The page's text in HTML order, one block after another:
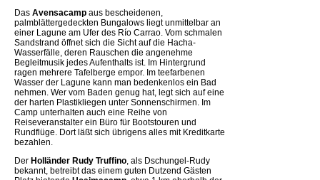
Das Avensacamp aus bescheidenen,
palmblättergedeckten Bungalows liegt unmittelbar an
einer Lagune am Ufer des Río Carrao. Vom schmalen
Sandstrand öffnet sich die Sicht auf die Hacha-
Wasserfälle, deren Rauschen die angenehme
Begleitmusik jedes Aufenthalts ist. Im Hintergrund
ragen mehrere Tafelberge empor. Im teefarbenen
Wasser der Lagune kann man bedenkenlos ein Bad
nehmen. Wer vom Baden genug hat, legt sich auf eine
der harten Plastikliegen unter Sonnenschirmen. Im
Camp unterhalten auch eine Reihe von
Reiseveranstalter ein Büro für Bootstouren und
Rundflüge. Dort läßt sich übrigens alles mit Kreditkarte
bezahlen.
Der Holländer Rudy Truffino , als Dschungel-Rudy
bekannt, betreibt das einem guten Dutzend Gästen